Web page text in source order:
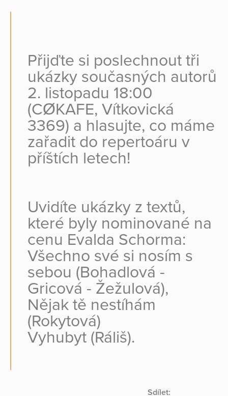
Přijďte si poslechnout tři
ukázky současných autorů
2. listopadu 18:00
(CØKAFE, Vítkovická
3369) a hlasujte, co máme
zařadit do repertoáru v
příštích letech!
Uvidíte ukázky z textů,
které byly nominované na
cenu Evalda Schorma:
Všechno své si nosím s
sebou (Bohadlová -
Gricová - Žežulová),
Nějak tě nestíhám
(Rokytová)
Vyhubyt (Ráliš).
Sdílet: